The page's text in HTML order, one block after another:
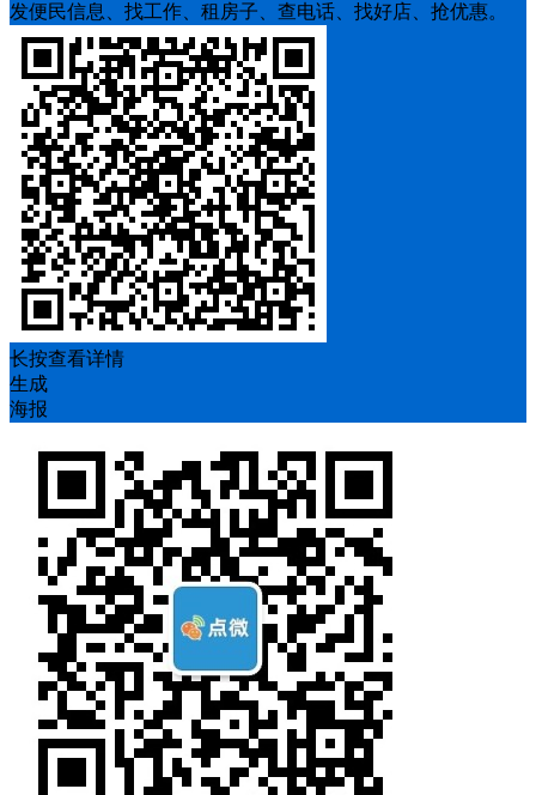
发便民信息、找工作、租房子、查电话、找好店、抢优惠。
长按查看详情
生成
海报